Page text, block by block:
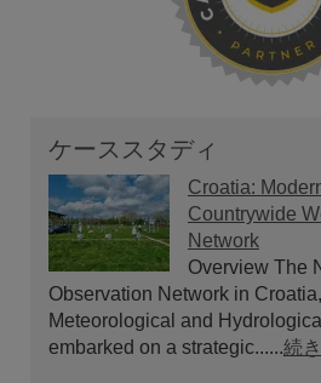
ケーススタディ
Croatia:
Countrywide
Network
Overview The
Observation Network in
Meteorological and
embarked on a strategic......続